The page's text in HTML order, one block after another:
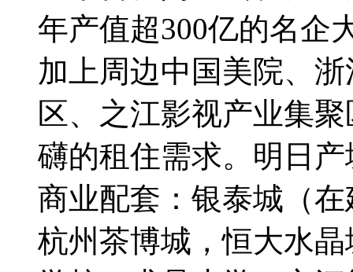
年产值超300亿的名企
加上周边中国美院、
区、之江影视产业集
礴的租住需求。明日
商业配套：银泰城（
杭州茶博城，恒大水